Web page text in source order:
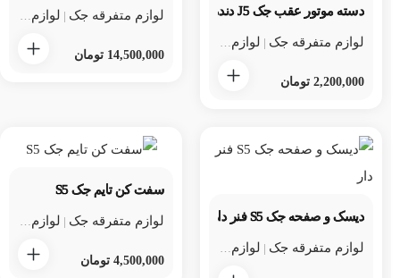
دسته موتور عقب جک J5 دنده
لوازم متفرقه جک| لوازم متفرقه جک j5
2,200,000 تومان
لوازم متفرقه جک| لوازم متفرقه جک j5
14,500,000 تومان
دیسک و صفحه جک S5 فنر دار
لوازم متفرقه جک| لوازم متفرقه جک s5
سفت کن تایم جک S5
لوازم متفرقه جک| لوازم متفرقه جک s5
4,500,000 تومان